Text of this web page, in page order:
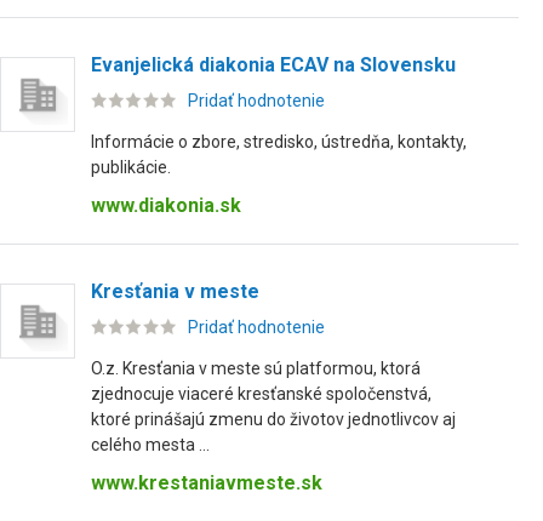
Evanjelická diakonia ECAV na Slovensku
Pridať hodnotenie
Informácie o zbore, stredisko, ústredňa, kontakty,
publikácie.
www.diakonia.sk
Kresťania v meste
Pridať hodnotenie
O.z. Kresťania v meste sú platformou, ktorá
zjednocuje viaceré kresťanské spoločenstvá,
ktoré prinášajú zmenu do životov jednotlivcov aj
celého mesta ...
www.krestaniavmeste.sk